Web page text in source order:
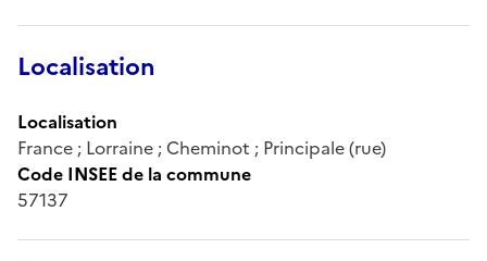
Localisation
Localisation
France ; Lorraine ; Cheminot ; Principale (rue)
Code INSEE de la commune
57137